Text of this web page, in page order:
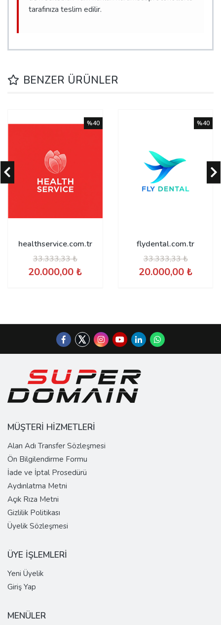
tarafınıza teslim edilir.
BENZER ÜRÜNLER
healthservice.com.tr
33.333,33 ₺
20.000,00 ₺
%40
flydental.com.tr
33.333,33 ₺
20.000,00 ₺
%40
MÜŞTERİ HİZMETLERİ
Alan Adı Transfer Sözleşmesi
Ön Bilgilendirme Formu
İade ve İptal Prosedürü
Aydınlatma Metni
Açık Rıza Metni
Gizlilik Politikası
Üyelik Sözleşmesi
ÜYE İŞLEMLERİ
Yeni Üyelik
Giriş Yap
MENÜLER